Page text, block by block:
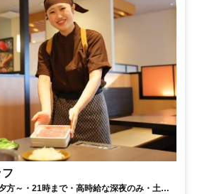
方～・21時まで・高時給な深夜のみ・土日